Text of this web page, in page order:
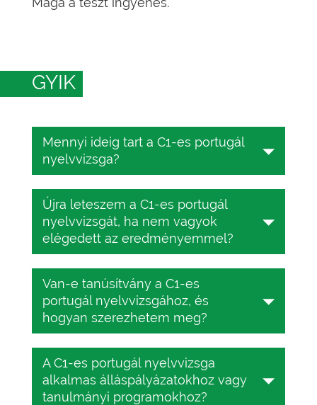
GYIK
Mennyi ideig tart a C1-es portugál
nyelvvizsga?
A portugál nyelvvizsga 25–45 percig
tart, a CEFR-szinttől függően. Ezalatt
az idő alatt 25 feleletválasztós
kérdésre kell válaszolnia.
Újra leteszem a C1-es portugál
nyelvvizsgát, ha nem vagyok
elégedett az eredményemmel?
Igen, a TESTIZER online portugál
nyelvvizsga teljesen ingyenes.
Többször is leteszi a vizsgát,
amennyiszer csak akarja.
Van-e tanúsítvány a C1-es
portugál nyelvvizsgához, és
hogyan szerezhetem meg?
Igen, van. Csak 10 USD-ba kerül. A C1-
es portugál nyelvvizsga-tanúsítvány
megszerzéséhez egyszerűen csak
A C1-es portugál nyelvvizsga
alkalmas álláspályázatokhoz vagy
tanulmányi programokhoz?